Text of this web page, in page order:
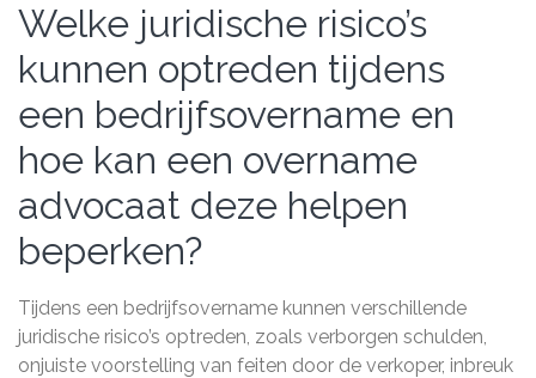
Welke juridische risico’s
kunnen optreden tijdens
een bedrijfsovername en
hoe kan een overname
advocaat deze helpen
beperken?
Tijdens een bedrijfsovername kunnen verschillende
juridische risico’s optreden, zoals verborgen schulden,
onjuiste voorstelling van feiten door de verkoper, inbreuk